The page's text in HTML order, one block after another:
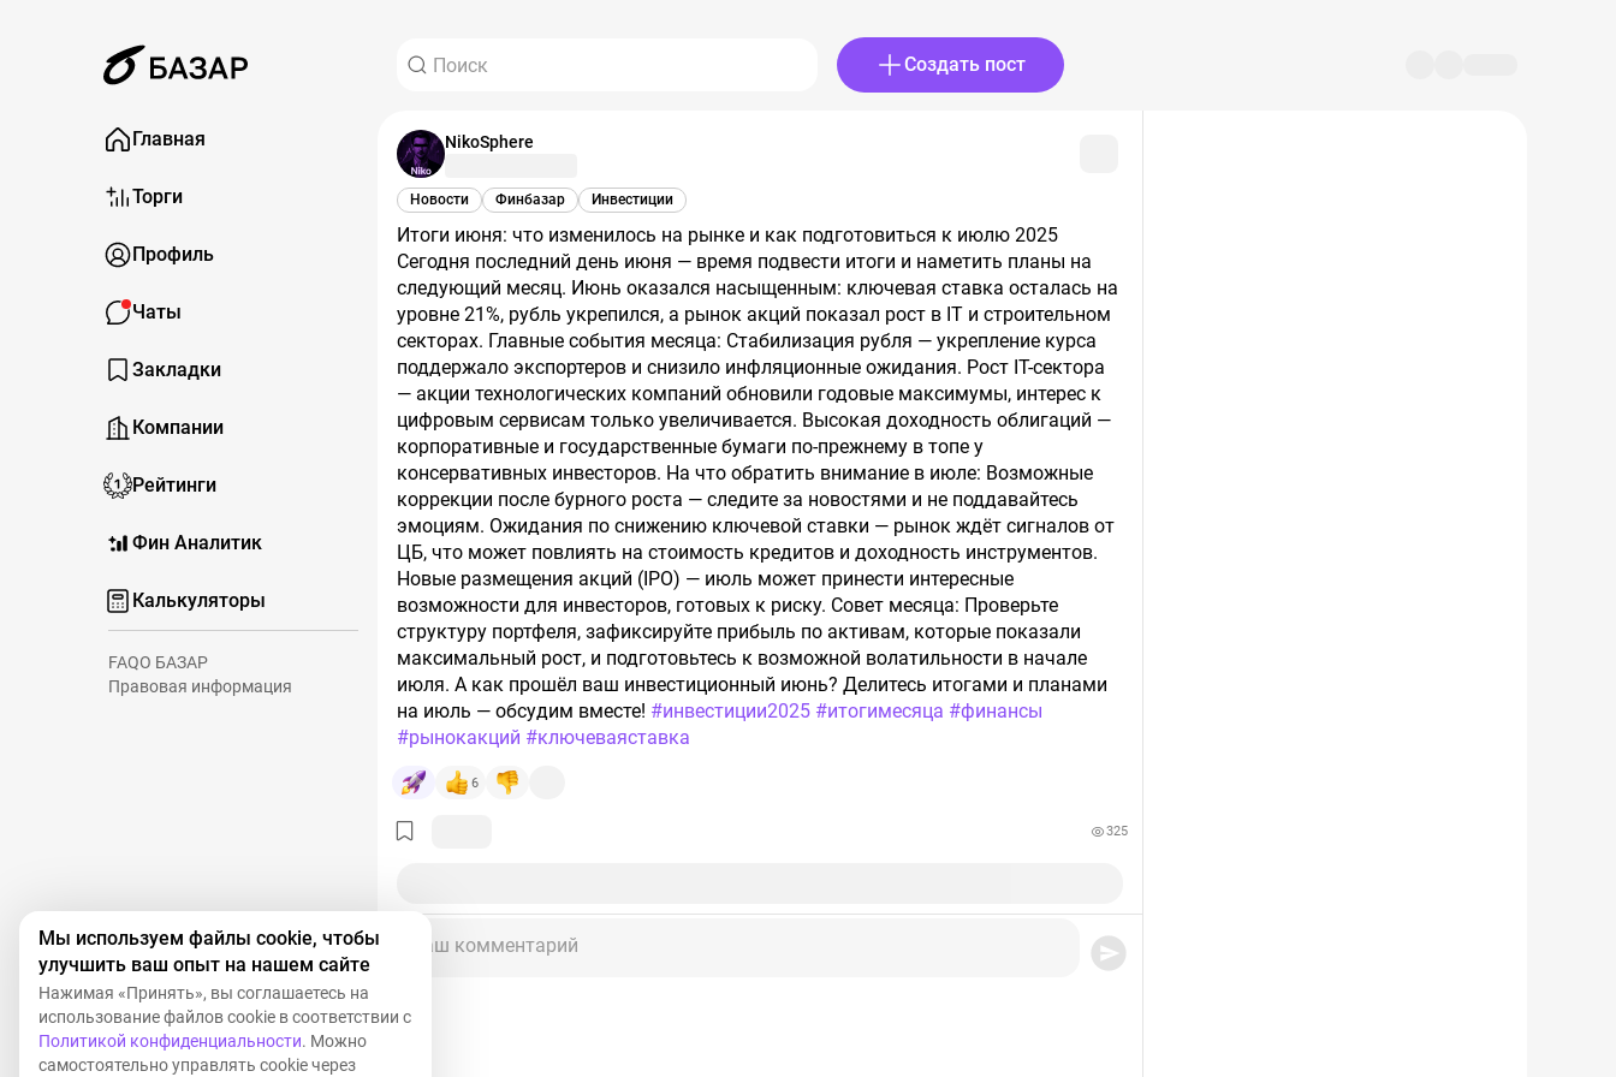
Создать пост
Главная
Торги
Профиль
Чаты
Закладки
Компании
Рейтинги
Фин Аналитик
Калькуляторы
FAQО БАЗАР
Правовая информация
NikoSphere
Новости Финбазар Инвестиции
Итоги июня: что изменилось на рынке и как подготовиться к июлю 2025
Сегодня последний день июня — время подвести итоги и наметить планы на
следующий месяц. Июнь оказался насыщенным: ключевая ставка осталась на
уровне 21%, рубль укрепился, а рынок акций показал рост в IT и строительном
секторах. Главные события месяца: Стабилизация рубля — укрепление курса
поддержало экспортеров и снизило инфляционные ожидания. Рост IT-сектора
— акции технологических компаний обновили годовые максимумы, интерес к
цифровым сервисам только увеличивается. Высокая доходность облигаций —
корпоративные и государственные бумаги по-прежнему в топе у
консервативных инвесторов. На что обратить внимание в июле: Возможные
коррекции после бурного роста — следите за новостями и не поддавайтесь
эмоциям. Ожидания по снижению ключевой ставки — рынок ждёт сигналов от
ЦБ, что может повлиять на стоимость кредитов и доходность инструментов.
Новые размещения акций (IPO) — июль может принести интересные
возможности для инвесторов, готовых к риску. Совет месяца: Проверьте
структуру портфеля, зафиксируйте прибыль по активам, которые показали
максимальный рост, и подготовьтесь к возможной волатильности в начале
июля. А как прошёл ваш инвестиционный июнь? Делитесь итогами и планами
на июль — обсудим вместе! #инвестиции2025 #итогимесяца #финансы
#рынокакций #ключеваяставка
6
325
Ваш комментарий
Мы используем файлы cookie, чтобы
улучшить ваш опыт на нашем сайте
Нажимая «Принять», вы соглашаетесь на
использование файлов cookie в соответствии с
Политикой конфиденциальности. Можно
самостоятельно управлять cookie через